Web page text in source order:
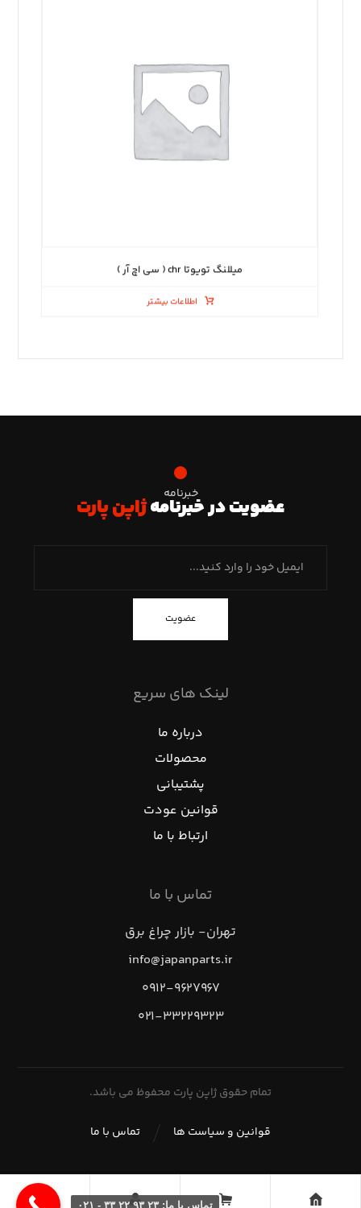
میللنگ تویوتا chr ( سی اچ آر )
اطلاعات بیشتر
خبرنامه
عضویت در خبرنامهژاپن پارت
عضویت
لینک های سریع
درباره ما
محصولات
پشتیبانی
قوانین عودت
ارتباط با ما
تماس با ما
تهران- بازار چراغ برق
info@japanparts.ir
۰۹۱۲-۹۶۲۷۹۶۷
۰۲۱-۳۳۲۲۹۳۲۳
تمام حقوق ژاپن پارت محفوظ می باشد.
تماس با ما قوانین و سیاست ها
تماس با ما: ۲۳ ۹۳ ۲۲ ۳۳ - ۰۲۱